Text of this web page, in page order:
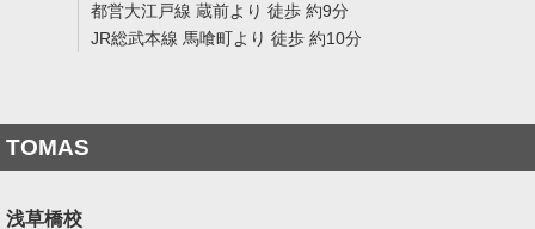
都営大江戸線 蔵前より 徒歩 約9分
JR総武本線 馬喰町より 徒歩 約10分
TOMAS
浅草橋校